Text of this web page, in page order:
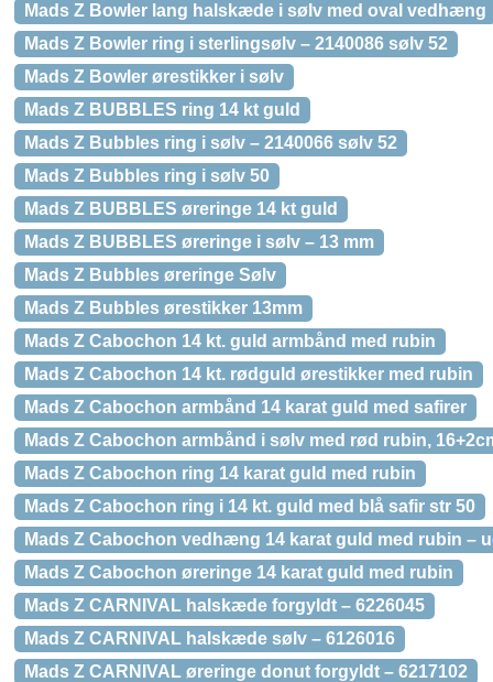
Mads Z Bowler lang halskæde i sølv med oval vedhæng
Mads Z Bowler ring i sterlingsølv – 2140086 sølv 52
Mads Z Bowler ørestikker i sølv
Mads Z BUBBLES ring 14 kt guld
Mads Z Bubbles ring i sølv – 2140066 sølv 52
Mads Z Bubbles ring i sølv 50
Mads Z BUBBLES øreringe 14 kt guld
Mads Z BUBBLES øreringe i sølv – 13 mm
Mads Z Bubbles øreringe Sølv
Mads Z Bubbles ørestikker 13mm
Mads Z Cabochon 14 kt. guld armbånd med rubin
Mads Z Cabochon 14 kt. rødguld ørestikker med rubin
Mads Z Cabochon armbånd 14 karat guld med safirer
Mads Z Cabochon armbånd i sølv med rød rubin,
Mads Z Cabochon ring 14 karat guld med rubin
Mads Z Cabochon ring i 14 kt. guld med blå safir str 50
Mads Z Cabochon vedhæng 14 karat guld med rubin –
Mads Z Cabochon øreringe 14 karat guld med rubin
Mads Z CARNIVAL halskæde forgyldt – 6226045
Mads Z CARNIVAL halskæde sølv – 6126016
Mads Z CARNIVAL øreringe donut forgyldt – 6217102